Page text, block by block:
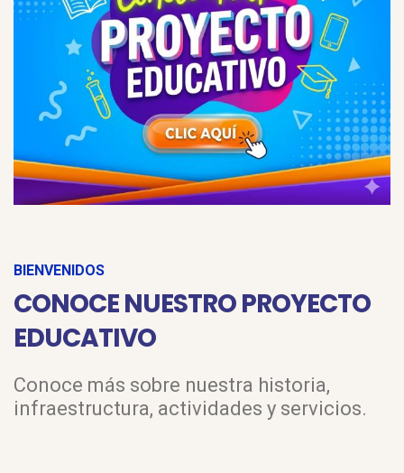
BIENVENIDOS
CONOCE NUESTRO PROYECTO
EDUCATIVO
Conoce más sobre nuestra historia,
infraestructura, actividades y servicios.